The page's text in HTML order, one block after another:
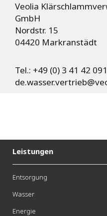
Veolia
GmbH
Nordstr. 15
04420 Markranstädt
Tel.: +49 (0) 3 41 42
Leistungen
Entsorgung
Wasser
Energie